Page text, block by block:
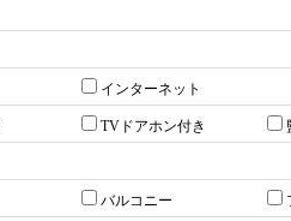
インターネット
TVドアホン付き
バルコニー